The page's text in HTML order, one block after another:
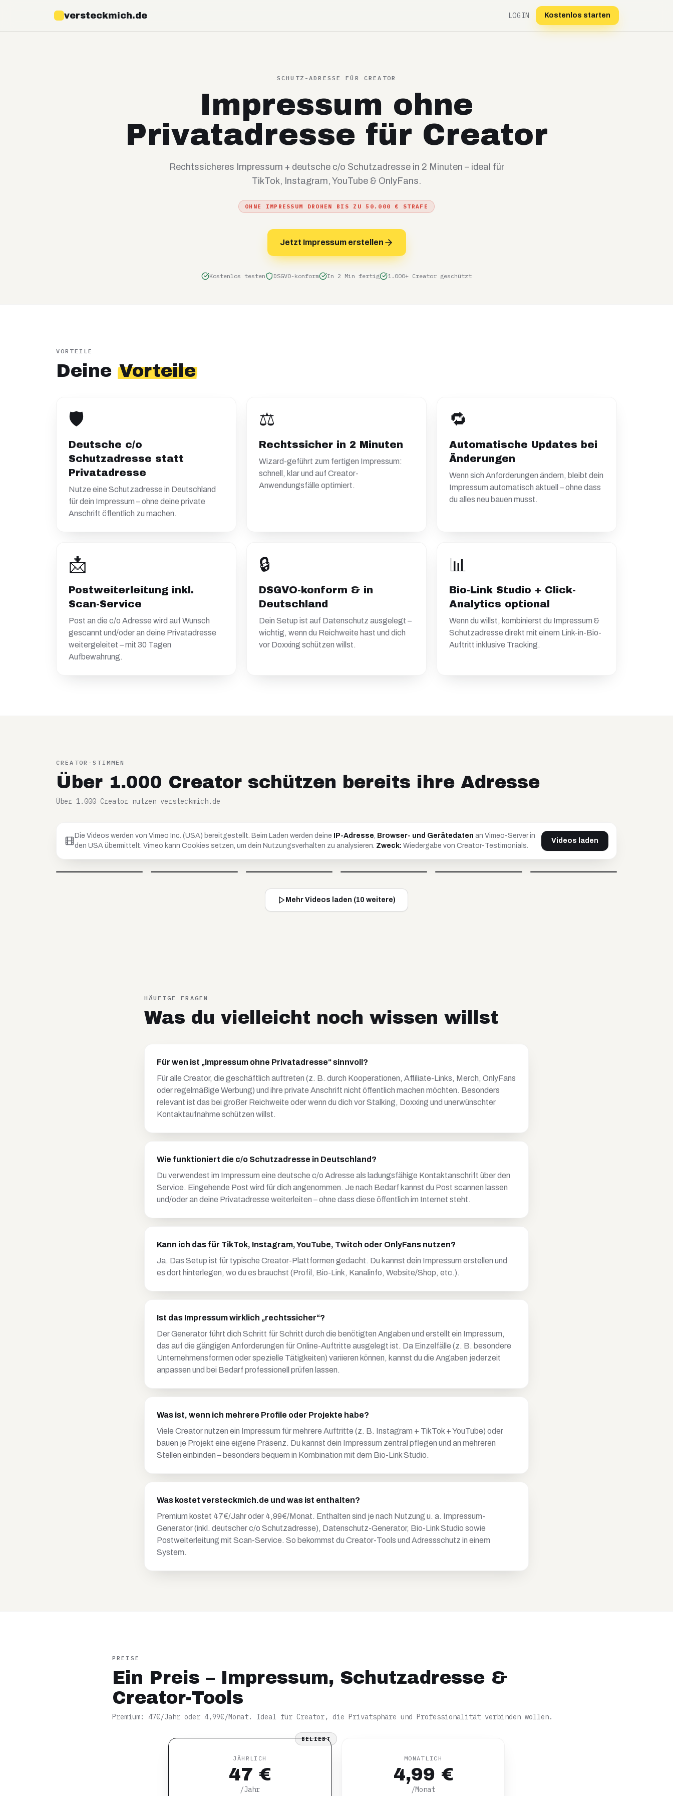
versteckmich.de LOGIN Kostenlos starten
SCHUTZ-ADRESSE FÜR CREATOR
Impressum ohne
Privatadresse für Creator
Rechtssicheres Impressum + deutsche c/o Schutzadresse in 2 Minuten – ideal für
TikTok, Instagram, YouTube & OnlyFans.
OHNE IMPRESSUM DROHEN BIS ZU 50.000 € STRAFE
Jetzt Impressum erstellen
Kostenlos testen DSGVO-konform In 2 Min fertig 1.000+ Creator geschützt
VORTEILE
Deine Vorteile
🛡️
Deutsche c/o
Schutzadresse statt
Privatadresse
Nutze eine Schutzadresse in Deutschland
für dein Impressum – ohne deine private
Anschrift öffentlich zu machen.
⚖️
Rechtssicher in 2 Minuten
Wizard-geführt zum fertigen Impressum:
schnell, klar und auf Creator-
Anwendungsfälle optimiert.
🔁
Automatische Updates bei
Änderungen
Wenn sich Anforderungen ändern, bleibt dein
Impressum automatisch aktuell – ohne dass
du alles neu bauen musst.
📩
Postweiterleitung inkl.
Scan-Service
Post an die c/o Adresse wird auf Wunsch
gescannt und/oder an deine Privatadresse
weitergeleitet – mit 30 Tagen
Aufbewahrung.
🔒
DSGVO-konform & in
Deutschland
Dein Setup ist auf Datenschutz ausgelegt –
wichtig, wenn du Reichweite hast und dich
vor Doxxing schützen willst.
📊
Bio-Link Studio + Click-
Analytics optional
Wenn du willst, kombinierst du Impressum &
Schutzadresse direkt mit einem Link-in-Bio-
Auftritt inklusive Tracking.
CREATOR-STIMMEN
Über 1.000 Creator schützen bereits ihre Adresse
Über 1.000 Creator nutzen versteckmich.de
Die Videos werden von Vimeo Inc. (USA) bereitgestellt. Beim Laden werden deine IP-Adresse, Browser- und Gerätedaten an Vimeo-Server in
den USA übermittelt. Vimeo kann Cookies setzen, um dein Nutzungsverhalten zu analysieren. Zweck: Wiedergabe von Creator-Testimonials.
Videos laden
Mehr Videos laden (10 weitere)
HÄUFIGE FRAGEN
Was du vielleicht noch wissen willst
Für wen ist „Impressum ohne Privatadresse“ sinnvoll?
Für alle Creator, die geschäftlich auftreten (z. B. durch Kooperationen, Affiliate-Links, Merch, OnlyFans
oder regelmäßige Werbung) und ihre private Anschrift nicht öffentlich machen möchten. Besonders
relevant ist das bei großer Reichweite oder wenn du dich vor Stalking, Doxxing und unerwünschter
Kontaktaufnahme schützen willst.
Wie funktioniert die c/o Schutzadresse in Deutschland?
Du verwendest im Impressum eine deutsche c/o Adresse als ladungsfähige Kontaktanschrift über den
Service. Eingehende Post wird für dich angenommen. Je nach Bedarf kannst du Post scannen lassen
und/oder an deine Privatadresse weiterleiten – ohne dass diese öffentlich im Internet steht.
Kann ich das für TikTok, Instagram, YouTube, Twitch oder OnlyFans nutzen?
Ja. Das Setup ist für typische Creator-Plattformen gedacht. Du kannst dein Impressum erstellen und
es dort hinterlegen, wo du es brauchst (Profil, Bio-Link, Kanalinfo, Website/Shop, etc.).
Ist das Impressum wirklich „rechtssicher“?
Der Generator führt dich Schritt für Schritt durch die benötigten Angaben und erstellt ein Impressum,
das auf die gängigen Anforderungen für Online-Auftritte ausgelegt ist. Da Einzelfälle (z. B. besondere
Unternehmensformen oder spezielle Tätigkeiten) variieren können, kannst du die Angaben jederzeit
anpassen und bei Bedarf professionell prüfen lassen.
Was ist, wenn ich mehrere Profile oder Projekte habe?
Viele Creator nutzen ein Impressum für mehrere Auftritte (z. B. Instagram + TikTok + YouTube) oder
bauen je Projekt eine eigene Präsenz. Du kannst dein Impressum zentral pflegen und an mehreren
Stellen einbinden – besonders bequem in Kombination mit dem Bio-Link Studio.
Was kostet versteckmich.de und was ist enthalten?
Premium kostet 47€/Jahr oder 4,99€/Monat. Enthalten sind je nach Nutzung u. a. Impressum-
Generator (inkl. deutscher c/o Schutzadresse), Datenschutz-Generator, Bio-Link Studio sowie
Postweiterleitung mit Scan-Service. So bekommst du Creator-Tools und Adressschutz in einem
System.
PREISE
Ein Preis – Impressum, Schutzadresse &
Creator-Tools
Premium: 47€/Jahr oder 4,99€/Monat. Ideal für Creator, die Privatsphäre und Professionalität verbinden wollen.
BELIEBT
JÄHRLICH
47 €
/Jahr
MONATLICH
4,99 €
/Monat